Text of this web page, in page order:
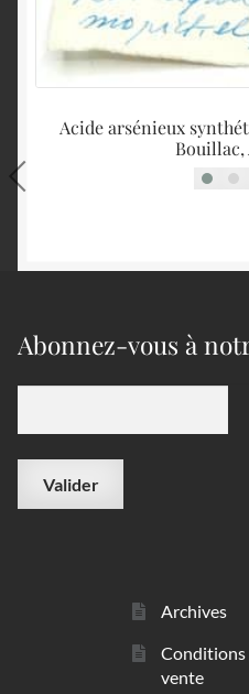
Acide arsénieux
Bouillac,
Abonnez-vous à
Archives
Conditions
vente